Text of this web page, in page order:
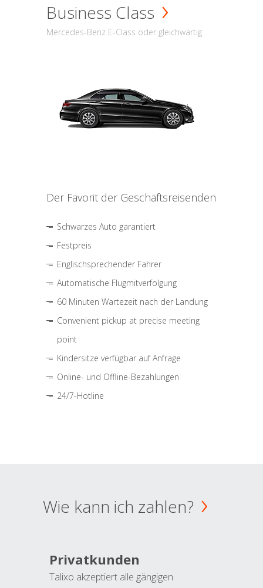
Business Class
Mercedes-Benz E-Class oder gleichwärtig
Der Favorit der Geschäftsreisenden
Schwarzes Auto garantiert
Festpreis
Englischsprechender Fahrer
Automatische Flugmitverfolgung
60 Minuten Wartezeit nach der Landung
Convenient pickup at precise meeting
point
Kindersitze verfügbar auf Anfrage
Online- und Offline-Bezahlungen
24/7-Hotline
Wie kann ich zahlen?
Privatkunden
Talixo akzeptiert alle gängigen